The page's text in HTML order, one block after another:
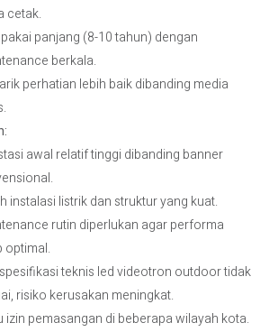
cetak.
panjang (8-10 tahun) dengan
berkala.
perhatian lebih baik dibanding media
awal relatif tinggi dibanding banner
instalasi listrik dan struktur yang kuat.
rutin diperlukan agar performa
optimal.
teknis led videotron outdoor tidak
risiko kerusakan meningkat.
izin pemasangan di beberapa wilayah kota.